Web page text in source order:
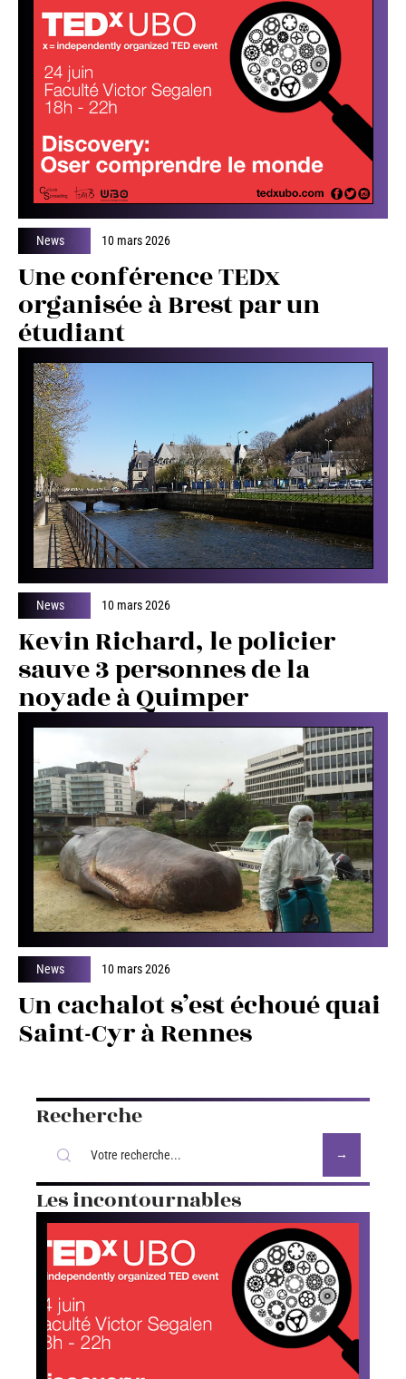
News 10 mars 2026
Une conférence TEDx
organisée à Brest par un
étudiant
News 10 mars 2026
Kevin Richard, le policier
sauve 3 personnes de la
noyade à Quimper
News 10 mars 2026
Un cachalot s’est échoué quai
Saint-Cyr à Rennes
Recherche
Les incontournables